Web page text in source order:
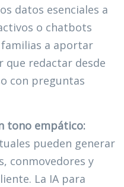
datos esenciales a
o chatbots
familias a aportar
que redactar desde
con preguntas
tono empático:
pueden generar
conmovedores y
La IA para